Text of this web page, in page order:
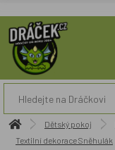
Dětský pokoj
Textilní dekorace Sněhulák